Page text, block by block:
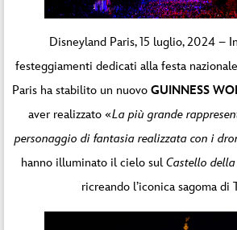
Disneyland Paris, 15 luglio, 2024 –
festeggiamenti dedicati alla festa
Paris ha stabilito un nuovo GUINNESS
aver realizzato «La più grande
personaggio di fantasia realizzata con i
hanno illuminato il cielo sulCastello
ricreando l’iconica sagoma di